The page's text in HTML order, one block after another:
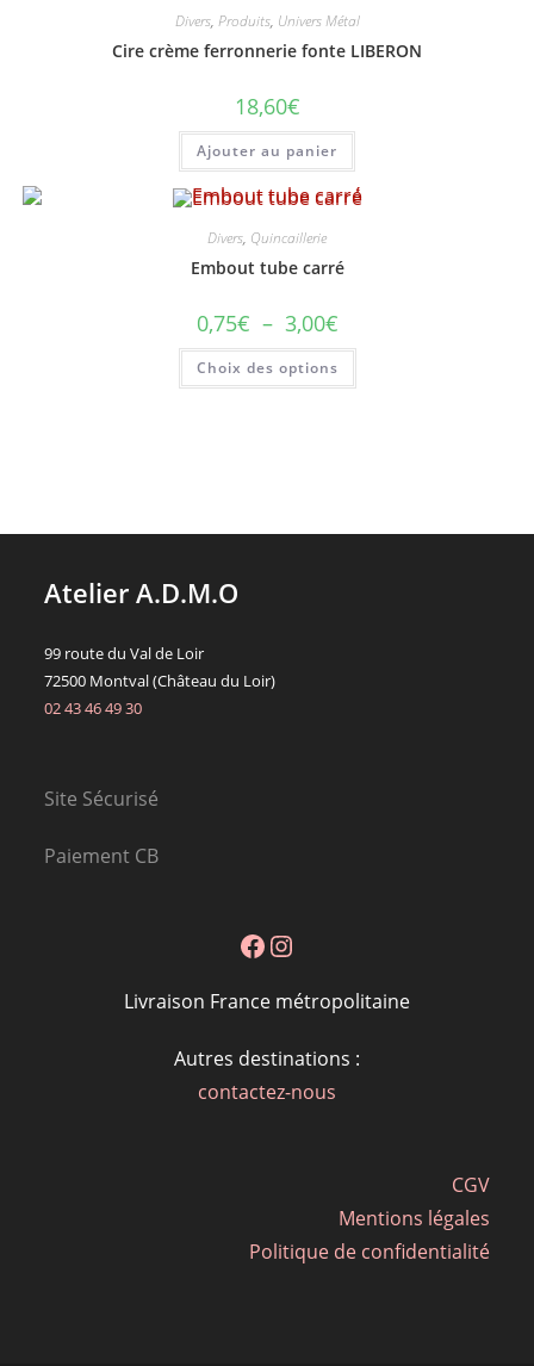
options
être
du
Divers, Produits, Univers Métal
Cire crème ferronnerie fonte LIBERON
18,60€
Ajouter au panier
Divers, Quincaillerie
Embout tube carré
0,75€ – 3,00€Plage
de
prix :
0,75€
à
Choix des options
Ce
a
la
Atelier A.D.M.O
99 route du Val de Loir
72500 Montval (Château du Loir)
02 43 46 49 30
Site Sécurisé
Paiement CB
FacebookInstagram
Livraison France métropolitaine
Autres destinations :
contactez-nous
CGV
Mentions légales
Politique de confidentialité